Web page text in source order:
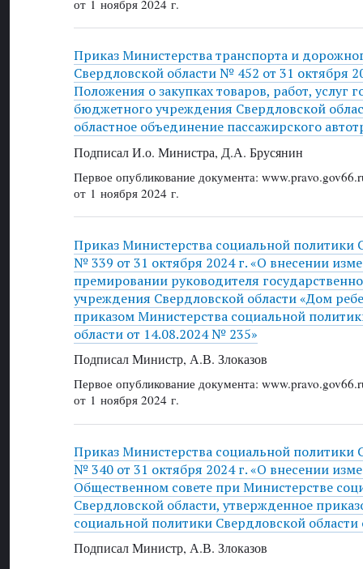
от 1 ноября 2024 г.
Приказ Министерства транспорта и
Свердловской области № 452 от 31 октября
Положения о закупках товаров, работ, услуг
бюджетного учреждения Свердловской
областное объединение пассажирского
Подписал И.о. Министра, Д.А. Брусянин
Первое опубликование документа:
от 1 ноября 2024 г.
Приказ Министерства социальной политики
№ 339 от 31 октября 2024 г. «О внесении
премировании руководителя
учреждения Свердловской области «Дом
приказом Министерства социальной
области от 14.08.2024 № 235»
Подписал Министр, А.В. Злоказов
Первое опубликование документа:
от 1 ноября 2024 г.
Приказ Министерства социальной политики
№ 340 от 31 октября 2024 г. «О внесении
Общественном совете при Министерстве
Свердловской области, утвержденное
социальной политики Свердловской
Подписал Министр, А.В. Злоказов